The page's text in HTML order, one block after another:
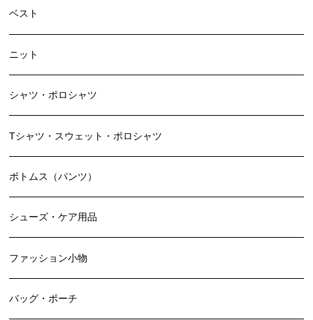
ベスト
ニット
シャツ・ポロシャツ
Tシャツ・スウェット・ポロシャツ
ボトムス（パンツ）
シューズ・ケア用品
ファッション小物
バッグ・ポーチ